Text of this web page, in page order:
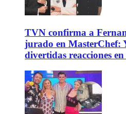
TVN confirma a
jurado en MasterChef:
divertidas reacciones